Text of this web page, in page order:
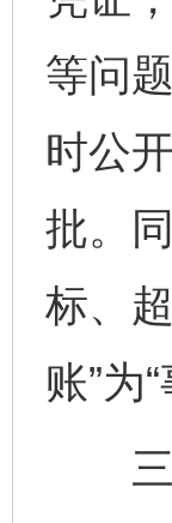
等问
时公
批。
标、
账”为
三